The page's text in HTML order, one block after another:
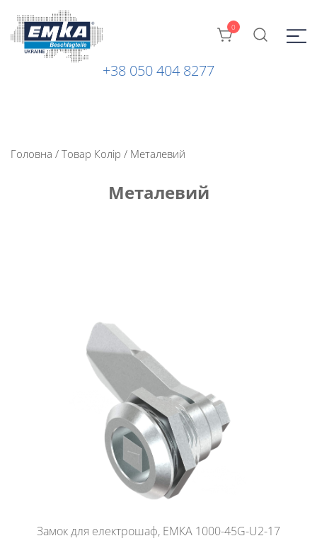
ЕМКА УКРАЇНА
Промислова фурнітура: замки, петлі та ін. від ТМ "EMKA
0
+38 050 404 8277
Головна / Товар Колір / Металевий
Металевий
Замок для електрошаф, ЕМКА 1000-45G-U2-17